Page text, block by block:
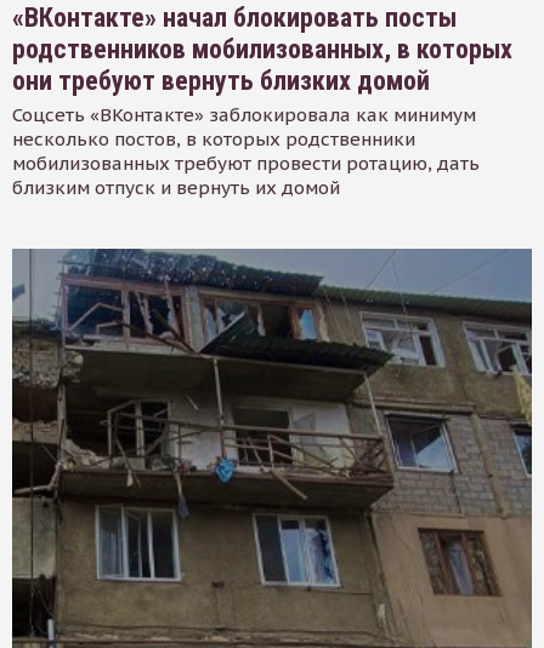
«ВКонтакте» начал блокировать посты
родственников мобилизованных, в которых
они требуют вернуть близких домой
Соцсеть «ВКонтакте» заблокировала как минимум
несколько постов, в которых родственники
мобилизованных требуют провести ротацию, дать
близким отпуск и вернуть их домой